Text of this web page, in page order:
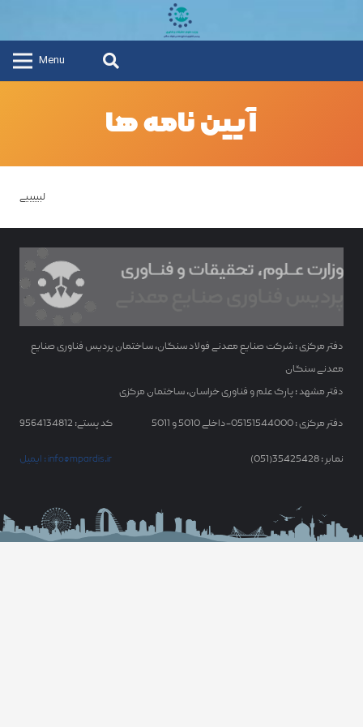
Menu
آیین نامه ها
لبییییی
دفتر مرکزی : شرکت صنایع معدنی فولاد سنگان، ساختمان پردیس فناوری صنایع
معدنی سنگان
دفتر مشهد : پارک علم و فناوری خراسان، ساختمان مرکزی
کد پستی: 9564134812 دفتر مرکزی : 05151544000-داخلی 5010 و 5011
ایمیل : info@mpardis.ir نمابر : 35425428(051)